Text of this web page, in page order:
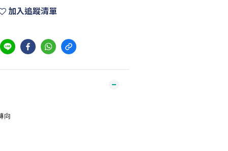
加入追蹤清單
向